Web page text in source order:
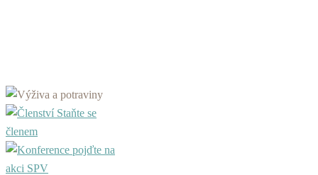
Staňte se
členem
pojďte na
akci SPV